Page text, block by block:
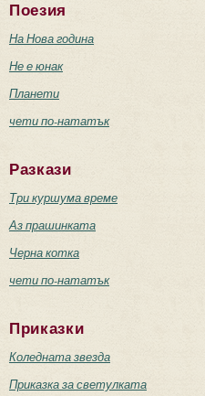
Поезия
На Нова година
Не е юнак
Планети
чети по-нататък
Разкази
Три куршума време
Аз прашинката
Черна котка
чети по-нататък
Приказки
Коледната звезда
Приказка за светулката